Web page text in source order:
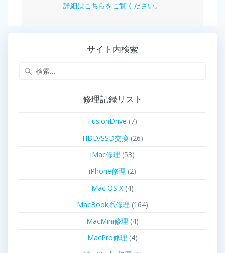
詳細はこちらをご覧ください。
サイト内検索
修理記録リスト
FusionDrive (7)
HDD/SSD交換(26)
iMac修理 (53)
iPhone修理 (2)
Mac OS X (4)
MacBook系修理 (164)
MacMini修理 (4)
MacPro修理 (4)